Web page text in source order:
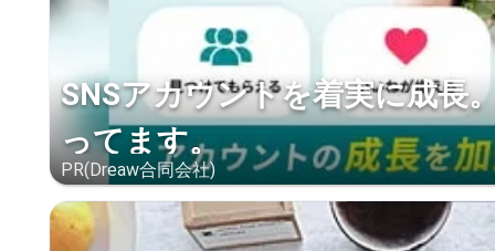
SNSアカウントを着実に成長
ってます。
PR(Dreaw合同会社)